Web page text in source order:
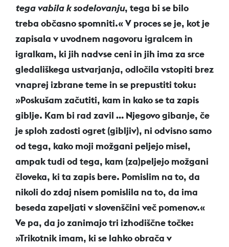
tega vabila k sodelovanju, tega bi se bilo
treba občasno spomniti.« V proces se je, kot je
zapisala v uvodnem nagovoru igralcem in
igralkam, ki jih nadvse ceni in jih ima za srce
gledališkega ustvarjanja, odločila vstopiti brez
vnaprej izbrane teme in se prepustiti toku:
»Poskušam začutiti, kam in kako se ta zapis
giblje. Kam bi rad zavil ... Njegovo gibanje, če
je sploh zadosti ogret (gibljiv), ni odvisno samo
od tega, kako moji možgani peljejo misel,
ampak tudi od tega, kam (za)peljejo možgani
človeka, ki ta zapis bere. Pomislim na to, da
nikoli do zdaj nisem pomislila na to, da ima
beseda zapeljati v slovenščini več pomenov.«
Ve pa, da jo zanimajo tri izhodiščne točke:
»Trikotnik imam, ki se lahko obrača v